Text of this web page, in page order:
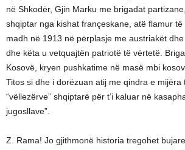
në Shkodër, Gjin Marku me brigadat
shqiptar nga kishat françeskane, atë flamur
madh në 1913 në përplasje me austriakët
dhe këta u vetquajtën patriotë të vërtetë.
Kosovë, kryen pushkatime në masë mbi
Titos si dhe i dorëzuan atij me qindra e mijëra
“vëllezërve” shqiptarë për t’i kaluar në
jugosllave”.
Z. Rama! Jo gjithmonë historia tregohet